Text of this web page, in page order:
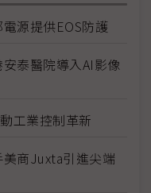
源提供EOS防護
泰醫院導入AI影像
工業控制革新
商Juxta引進尖端